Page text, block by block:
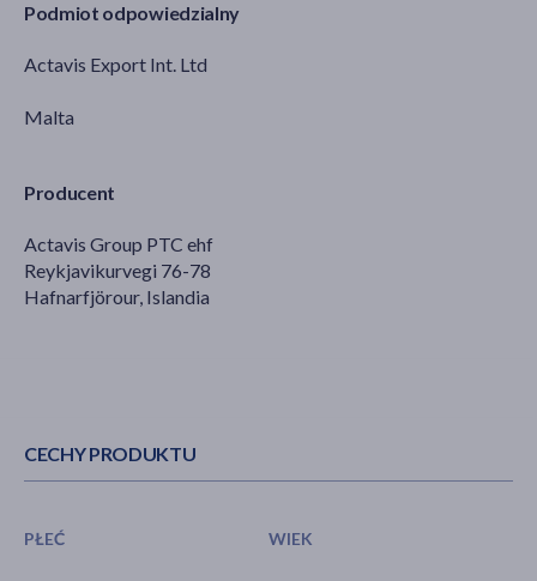
Podmiot odpowiedzialny
Actavis Export Int. Ltd
Malta
Producent
Actavis Group PTC ehf
Reykjavikurvegi 76-78
Hafnarfjörour, Islandia
CECHY PRODUKTU
PŁEĆ WIEK